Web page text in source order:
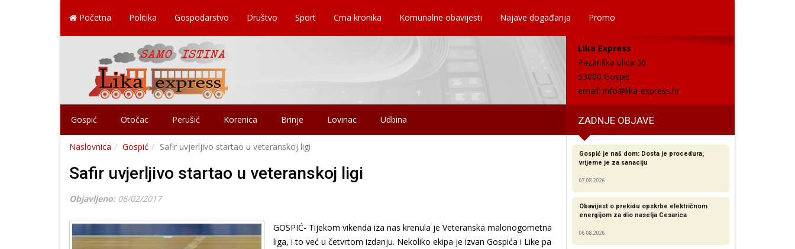
Početna Politika Gospodarstvo Društvo Sport Crna kronika Komunalne obavijesti Najave događanja Promo
Lika Express
Pazariška ulica 36
53000 Gospić
email: info@lika-express.hr
Gospić Otočac Perušić Korenica Brinje Lovinac Udbina ZADNJE OBJAVE
Naslovnica Gospić Safir uvjerljivo startao u veteranskoj ligi
Safir uvjerljivo startao u veteranskoj ligi
Objavljeno: 06/02/2017
GOSPIĆ- Tijekom vikenda iza nas krenula je Veteranska malonogometna
liga, i to već u četvrtom izdanju. Nekoliko ekipa je izvan Gospića i Like pa
Gospić je naš dom: Dosta je procedura,
vrijeme je za sanaciju
07.08.2026
Obavijest o prekidu opskrbe električnom
energijom za dio naselja Cesarica
06.08.2026